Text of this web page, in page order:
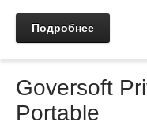
Подробнее
Goversoft
Portable